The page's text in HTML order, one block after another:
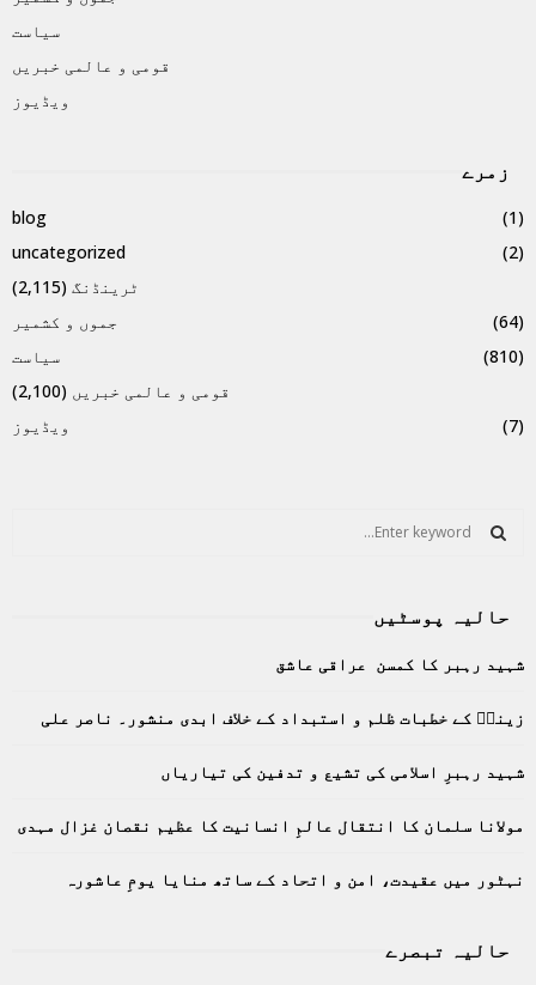
سیاست
قومی و عالمی خبریں
ویڈیوز
زمرے
blog
(1)
uncategorized
(2)
ٹرینڈنگ (2,115)
جموں و کشمیر
(64)
سیاست
(810)
قومی و عالمی خبریں (2,100)
ویڈیوز
(7)
f
r
E
A
R
C
H
حالیہ پوسٹیں
شہید رہبر کا کمسن عراقی عاشق
زینبؑ کے خطبات ظلم و استبداد کے خلاف ابدی منشور۔ ناصر علی
شہید رہبرِ اسلامی کی تشیع و تدفین کی تیاریاں
مولانا سلمان کا انتقال عالمِ انسانیت کا عظیم نقصان غزال مہدی
نہٹور میں عقیدت، امن و اتحاد کے ساتھ منایا یومِ عاشورہ
حالیہ تبصرے